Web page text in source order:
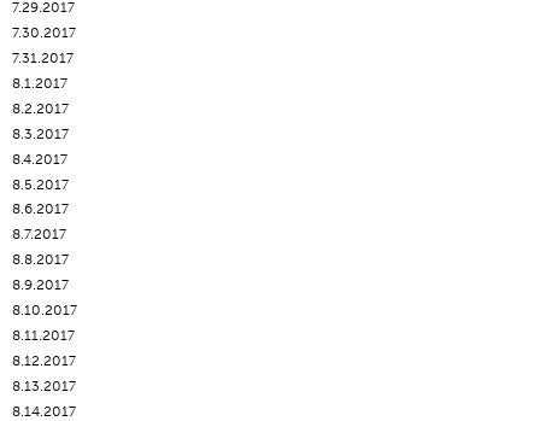
7.29.2017
7.30.2017
7.31.2017
8.1.2017
8.2.2017
8.3.2017
8.4.2017
8.5.2017
8.6.2017
8.7.2017
8.8.2017
8.9.2017
8.10.2017
8.11.2017
8.12.2017
8.13.2017
8.14.2017